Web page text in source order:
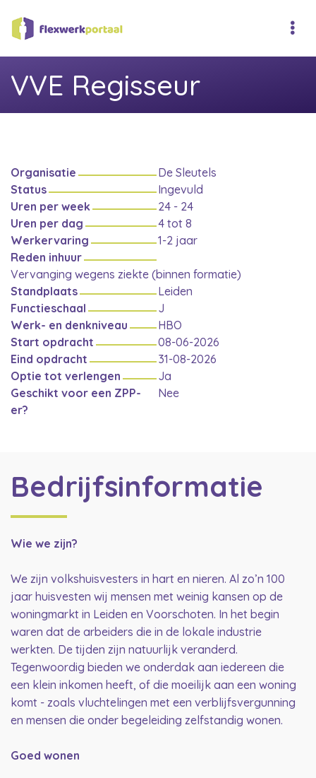
VVE Regisseur
Organisatie
De Sleutels
Status
Ingevuld
Uren per week
24 - 24
Uren per dag
4 tot 8
Werkervaring
1-2 jaar
Reden inhuur
Vervanging wegens ziekte (binnen formatie)
Standplaats
Leiden
Functieschaal
J
Werk- en denkniveau
HBO
Start opdracht
08-06-2026
Eind opdracht
31-08-2026
Optie tot verlengen
Ja
Geschikt voor een ZPP-
er?
Nee
Bedrijfsinformatie
Wie we zijn?
We zijn volkshuisvesters in hart en nieren. Al zo’n 100
jaar huisvesten wij mensen met weinig kansen op de
woningmarkt in Leiden en Voorschoten. In het begin
waren dat de arbeiders die in de lokale industrie
werkten. De tijden zijn natuurlijk veranderd.
Tegenwoordig bieden we onderdak aan iedereen die
een klein inkomen heeft, of die moeilijk aan een woning
komt - zoals vluchtelingen met een verblijfsvergunning
en mensen die onder begeleiding zelfstandig wonen.
Goed wonen